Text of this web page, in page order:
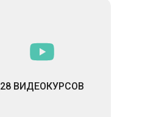
28 ВИДЕОКУРСОВ